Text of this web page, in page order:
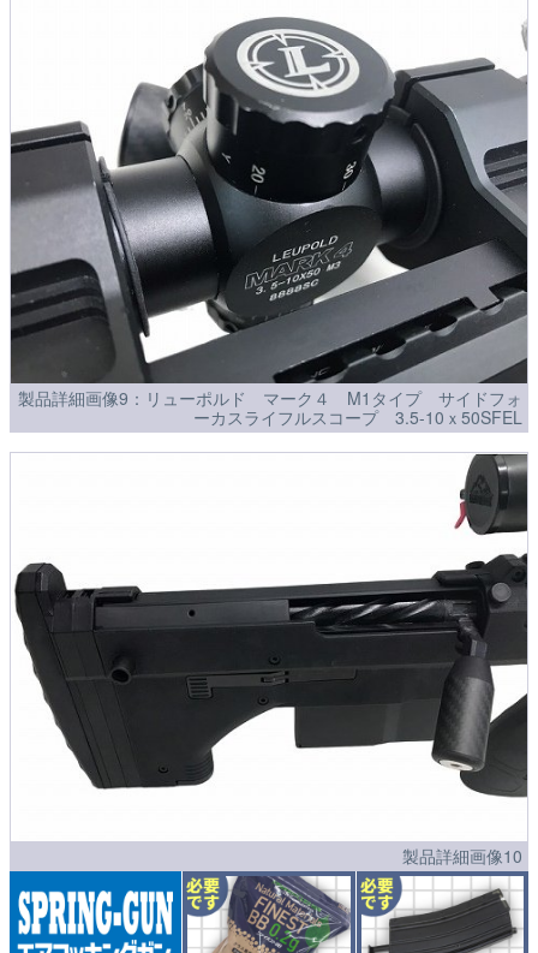
製品詳細画像9：リューポルド マーク４ M1タイプ サイドフォ
ーカスライフルスコープ 3.5-10ｘ50SFEL
製品詳細画像10